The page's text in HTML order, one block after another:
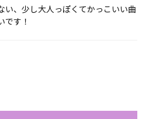
い、少し大人っぽくてかっこいい曲
です！